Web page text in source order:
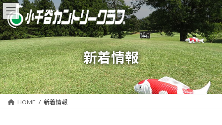
コ
ン
テ
ン
ツ
へ
ス
キ
ッ
プ
ナ
ビ
ゲ
ー
シ
ョ
ン
に
移
動
新着情報
HOME 新着情報